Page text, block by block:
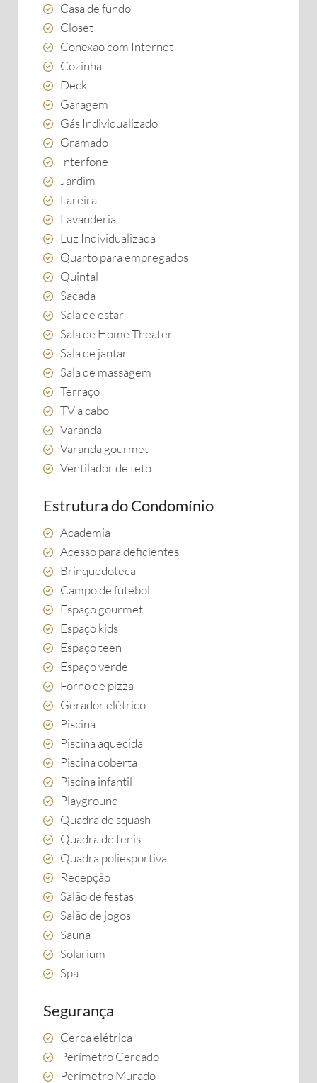
Casa de fundo
Closet
Conexão com Internet
Cozinha
Deck
Garagem
Gás Individualizado
Gramado
Interfone
Jardim
Lareira
Lavanderia
Luz Individualizada
Quarto para empregados
Quintal
Sacada
Sala de estar
Sala de Home Theater
Sala de jantar
Sala de massagem
Terraço
TV a cabo
Varanda
Varanda gourmet
Ventilador de teto
Estrutura do Condomínio
Academia
Acesso para deficientes
Brinquedoteca
Campo de futebol
Espaço gourmet
Espaço kids
Espaço teen
Espaço verde
Forno de pizza
Gerador elétrico
Piscina
Piscina aquecida
Piscina coberta
Piscina infantil
Playground
Quadra de squash
Quadra de tenis
Quadra poliesportiva
Recepção
Salão de festas
Salão de jogos
Sauna
Solarium
Spa
Segurança
Cerca elétrica
Perímetro Cercado
Perímetro Murado